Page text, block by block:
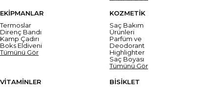
EKİPMANLAR
Termoslar
Direnç Bandı
Kamp Çadırı
Boks Eldiveni
Tümünü Gör
KOZMETİK
Saç Bakım
Ürünleri
Parfüm ve
Deodorant
Highlighter
Saç Boyası
Tümünü Gör
VİTAMİNLER
BİSİKLET